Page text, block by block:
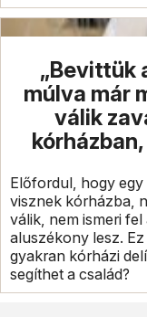
„Bevittük
múlva már
válik
Előfordul, hogy egy
visznek kórházba,
válik, nem ismeri
aluszékony lesz.
gyakran kórházi
segíthet a család?